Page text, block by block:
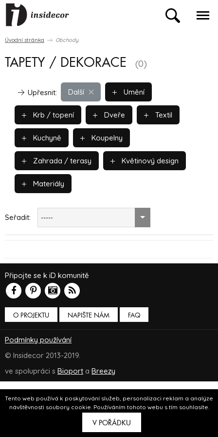
Tento web používá k poskytování služeb, personalizaci reklam a analýze
návštěvnosti soubory cookie. Používáním tohoto webu s tím souhlasíte.
V POŘÁDKU
Úvodní stránka Obchody
TAPETY / DEKORACE (0)
Další
Upřesnit: Umění
Krb / topení Dveře Textil
Kuchyně Koupelny
Zahrada / terasy Květinový design
Materiály
Seřadit: -----
O PROJEKTU NAPIŠTE NÁM
Připojte se k iD komunitě
FAQ
Podmínky používání
© Insidecor 2013-2019.
ve spolupráci s Bioport a Breezy